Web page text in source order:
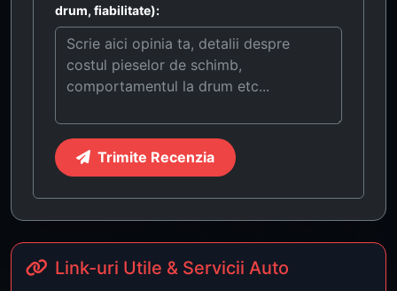
drum, fiabilitate):
Trimite Recenzia
Link-uri Utile & Servicii Auto